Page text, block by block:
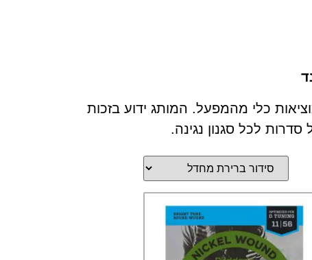
כלי מהמפעל. המותג ידוע בזכות
לכל סגנון נגינה.